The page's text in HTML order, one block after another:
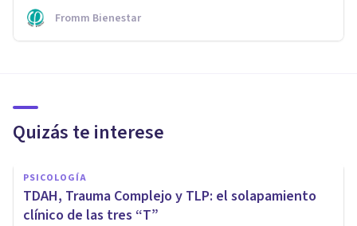
Fromm Bienestar
Quizás te interese
PSICOLOGÍA
TDAH, Trauma Complejo y TLP: el solapamiento
clínico de las tres “T”